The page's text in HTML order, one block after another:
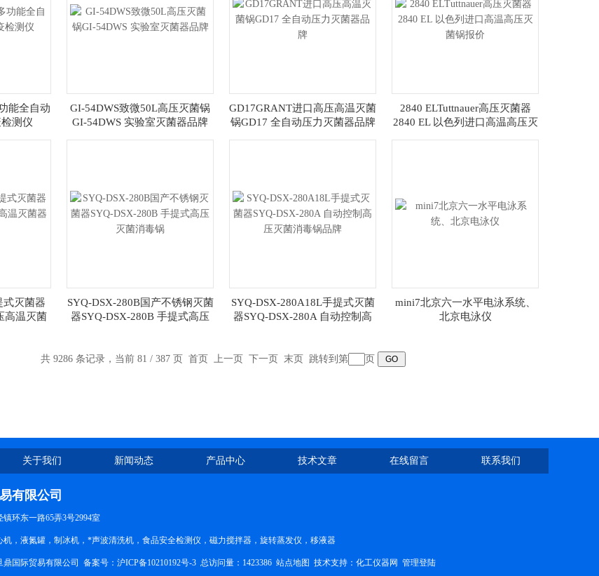
能全自动
测仪
GI-54DWS致微50L高压灭菌锅
GI-54DWS 实验室灭菌器品牌
GD17GRANT进口高压高温灭菌
锅GD17 全自动压力灭菌器品牌
2840 ELTuttnauer高压灭菌器
2840 EL 以色列进口高温高压灭
式灭菌器
高温灭菌
SYQ-DSX-280B国产不锈钢灭菌
器SYQ-DSX-280B 手提式高压
SYQ-DSX-280A18L手提式灭菌
器SYQ-DSX-280A 自动控制高
mini7北京六一水平电泳系统、
北京电泳仪
共 9286 条记录，当前 81 / 387 页 首页 上一页 下一页 末页 跳转到第 页
关于我们 新闻动态 产品中心 技术文章 在线留言 联系我们
有限公司
环东一路65弄3号2994室
机，液氮罐，制冰机，*声波清洗机，食品安全检测仪，磁力搅拌器，旋转蒸发仪，移液器
国际贸易有限公司 备案号： 沪ICP备10210192号-3 总访问量：1423386 站点地图 技术支持： 化工仪器网 管理登陆